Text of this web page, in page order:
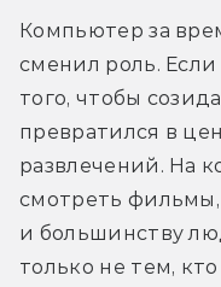
Компьютер за
сменил роль.
того, чтобы
превратился в
развлечений. На
смотреть
и большинству
только не тем,